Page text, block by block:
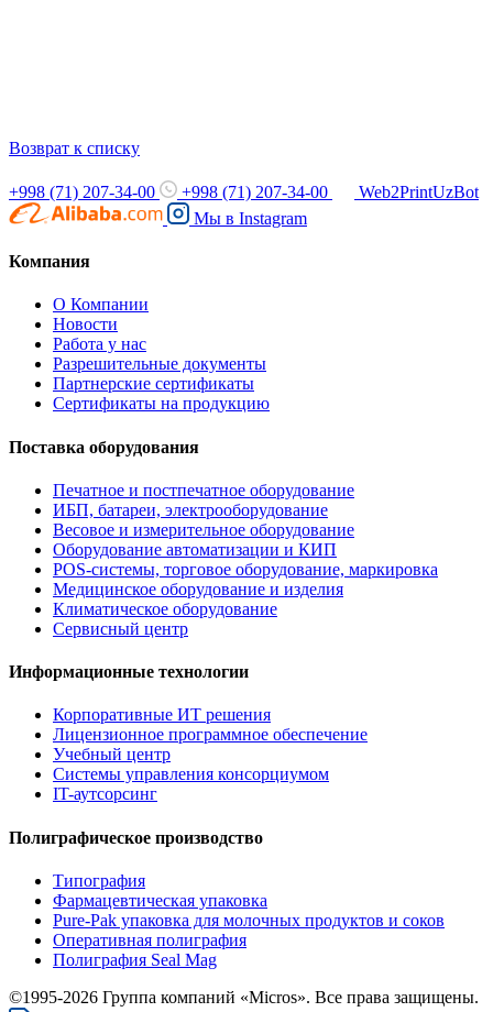
Возврат к списку
+998 (71) 207-34-00 +998 (71) 207-34-00
Web2PrintUzBot
Мы в Instagram
Компания
О Компании
Новости
Работа у нас
Разрешительные документы
Партнерские сертификаты
Сертификаты на продукцию
Поставка оборудования
Печатное и постпечатное оборудование
ИБП, батареи, электрооборудование
Весовое и измерительное оборудование
Оборудование автоматизации и КИП
POS-системы, торговое оборудование, маркировка
Медицинское оборудование и изделия
Климатическое оборудование
Сервисный центр
Информационные технологии
Корпоративные ИТ решения
Лицензионное программное обеспечение
Учебный центр
Системы управления консорциумом
IT-аутсорсинг
Полиграфическое производство
Типография
Фармацевтическая упаковка
Pure-Pak упаковка для молочных продуктов и соков
Оперативная полиграфия
Полиграфия Seal Mag
©1995-2026 Группа компаний «Micros». Все права защищены.